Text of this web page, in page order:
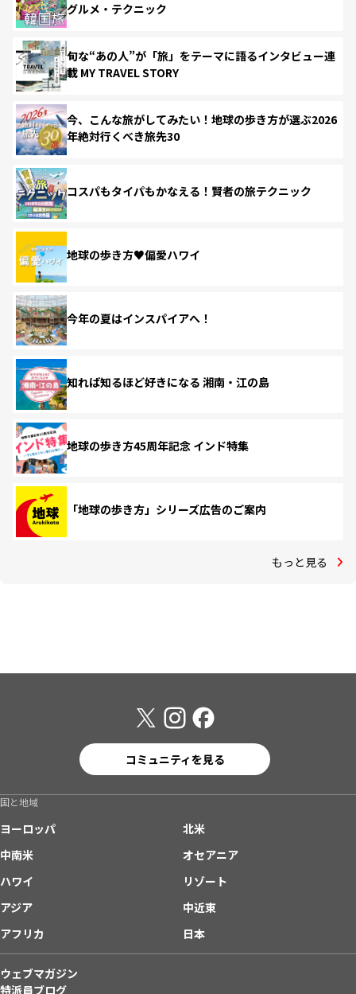
グルメ・テクニック
旬な“あの人”が「旅」をテーマに語るインタビュー連
載 MY TRAVEL STORY
今、こんな旅がしてみたい！地球の歩き方が選ぶ2026
年絶対行くべき旅先30
コスパもタイパもかなえる！賢者の旅テクニック
地球の歩き方♥偏愛ハワイ
今年の夏はインスパイアへ！
知れば知るほど好きになる 湘南・江の島
地球の歩き方45周年記念 インド特集
「地球の歩き方」シリーズ広告のご案内
もっと見る
コミュニティを見る
国と地域
ヨーロッパ
北米
中南米
オセアニア
ハワイ
リゾート
アジア
中近東
アフリカ
日本
ウェブマガジン
特派員ブログ